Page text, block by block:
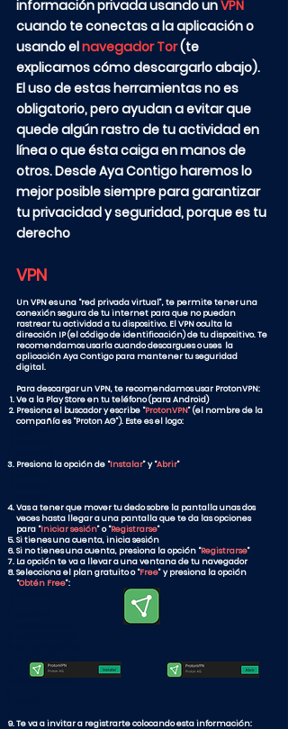
información privada usando unVPN
cuando te conectas a la aplicación o
usando elnavegador Tor(te
explicamos cómo descargarlo abajo).
El uso de estas herramientas no es
obligatorio, pero ayudan a evitar que
quede algún rastro de tu actividad en
línea o que ésta caiga en manos de
otros. Desde Aya Contigo haremos lo
mejor posible siempre para garantizar
tu privacidad y seguridad, porque es tu
derecho
VPN
Un VPN es una “red privada virtual”, te permite tener una
conexión segura de tu internet para que no puedan
rastrear tu actividad a tu dispositivo. El VPN oculta la
dirección IP (el código de identificación) de tu dispositivo. Te
recomendamos usarla cuando descargues o uses la
aplicación Aya Contigo para mantener tu seguridad
digital.
Para descargar un VPN, te recomendamos usar ProtonVPN:
Ve a la Play Store en tu teléfono (para Android)
Presiona el buscador y escribe “ProtonVPN” (el nombre de la
compañía es “Proton AG”). Este es el logo:
Presiona la opción de “Instalar” y “Abrir”
Vas a tener que mover tu dedo sobre la pantalla unas dos
veces hasta llegar a una pantalla que te da las opciones
para “Iniciar sesión” o “Registrarse”
Si tienes una cuenta, inicia sesión
Si no tienes una cuenta, presiona la opción “Registrarse”
La opción te va a llevar a una ventana de tu navegador
Selecciona el plan gratuito o “Free” y presiona la opción
“Obtén Free”:
asdfsdfdfsfdff
Te va a invitar a registrarte colocando esta información: